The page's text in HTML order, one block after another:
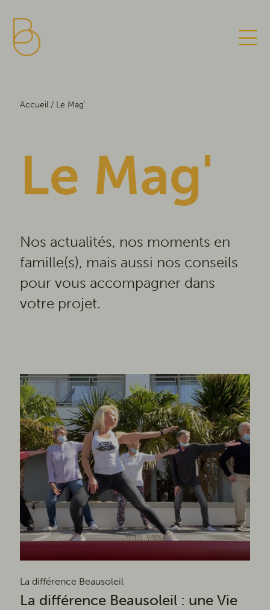
Accueil / Le Mag'
Le Mag'
Nos actualités, nos moments en
famille(s), mais aussi nos conseils
pour vous accompagner dans
votre projet.
La différence Beausoleil
La différence Beausoleil : une Vie